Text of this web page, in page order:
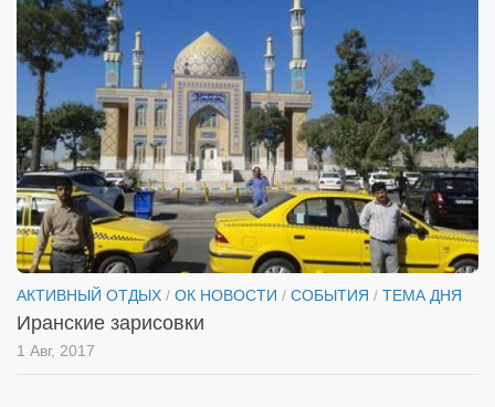
АКТИВНЫЙ ОТДЫХ / ОК НОВОСТИ / СОБЫТИЯ / ТЕМА ДНЯ
Иранские зарисовки
1 Авг, 2017